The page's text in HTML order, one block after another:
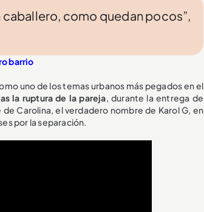
caballero, como quedan pocos”,
barrio
uno de los temas urbanos más pegados en el
la ruptura de la pareja, durante la entrega de
Carolina, el verdadero nombre de Karol G, en
por la separación.